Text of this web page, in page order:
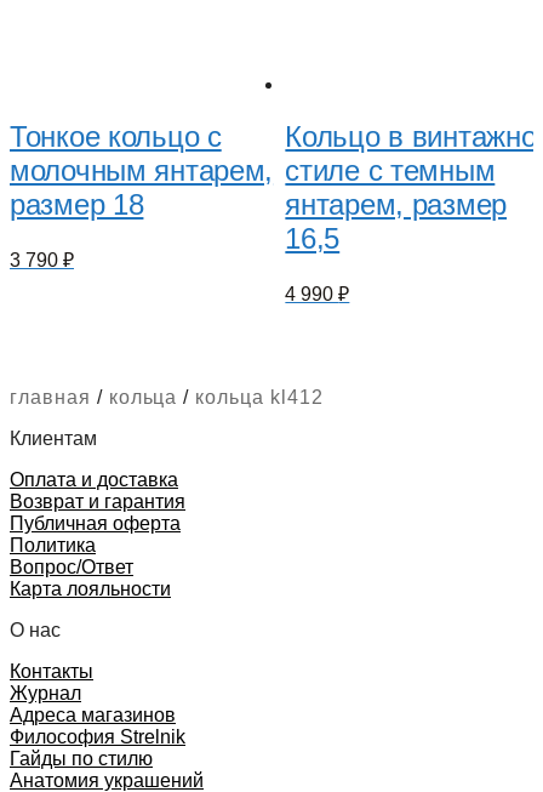
Тонкое кольцо с
молочным янтарем,
размер 18
3 790 ₽
Кольцо в
стиле с темным
янтарем, размер
16,5
4 990₽
главная / кольца / кольца kl412
Клиентам
Оплата и доставка
Возврат и гарантия
Публичная оферта
Политика
Вопрос/Ответ
Карта лояльности
О нас
Контакты
Журнал
Адреса магазинов
Философия Strelnik
Гайды по стилю
Анатомия украшений